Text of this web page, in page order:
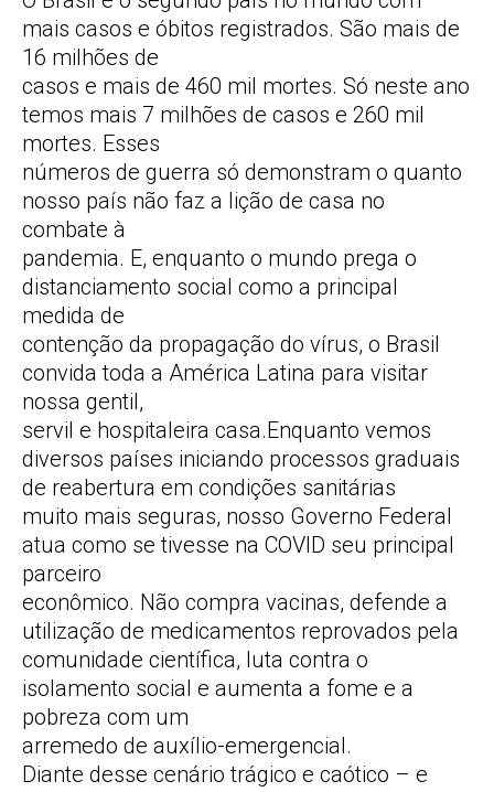
mais casos e óbitos registrados. São mais de
16 milhões de
casos e mais de 460 mil mortes. Só neste ano
temos mais 7 milhões de casos e 260 mil
mortes. Esses
números de guerra só demonstram o quanto
nosso país não faz a lição de casa no
combate à
pandemia. E, enquanto o mundo prega o
distanciamento social como a principal
medida de
contenção da propagação do vírus, o Brasil
convida toda a América Latina para visitar
nossa gentil,
servil e hospitaleira casa.Enquanto vemos
diversos países iniciando processos graduais
de reabertura em condições sanitárias
muito mais seguras, nosso Governo Federal
atua como se tivesse na COVID seu principal
parceiro
econômico. Não compra vacinas, defende a
utilização de medicamentos reprovados pela
comunidade científica, luta contra o
isolamento social e aumenta a fome e a
pobreza com um
arremedo de auxílio-emergencial.
Diante desse cenário trágico e caótico – e